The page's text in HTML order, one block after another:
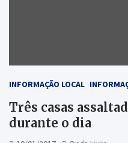
INFORMAÇÃO LOCAL
Três casas
durante o dia